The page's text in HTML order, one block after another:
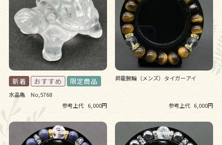
水晶亀 No,5768
参考上代 6,000円
昇龍腕輪（メンズ）タイガーアイ
参考上代 6,000円